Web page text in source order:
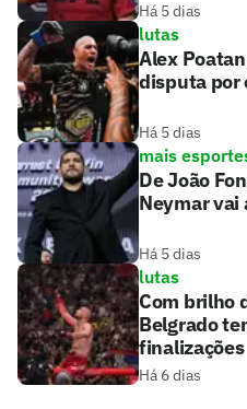
Há 5 dias
lutas
Alex
disputa por
Há 5 dias
mais
De João
Neymar vai
Há 5 dias
lutas
Com brilho
Belgrado
finalizações
Há 6 dias